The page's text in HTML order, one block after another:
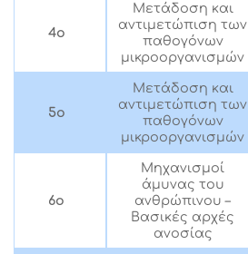
4ο
Μετάδοση και
αντιμετώπιση των
παθογόνων
μικροοργανισμών
5ο
Μετάδοση και
αντιμετώπιση των
παθογόνων
μικροοργανισμών
6ο
Μηχανισμοί
άμυνας του
ανθρώπινου –
Βασικές αρχές
ανοσίας